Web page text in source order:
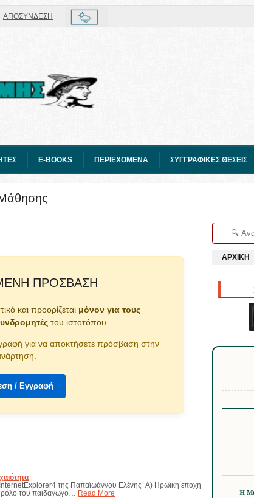
ΑΠΟΣΥΝΔΕΣΗ
E-BOOKS ΠΕΡΙΕΧΟΜΕΝΑ ΣΥΓΓΡΑΦΙΚΕΣ ΘΕΣΕΙΣ
ΠΡΌΣΒΑΣΗ
και προορίζεται μόνον για τους
του ιστοτόπου.
για να αποκτήσετε πρόσβαση στην
/ Εγγραφή
της Παπαϊωάννου Ελένης Α) Ηρωϊκή εποχή
ρόλο του παιδαγωγο…
Read More
ΑΡΧΙΚΗ
Ἡ